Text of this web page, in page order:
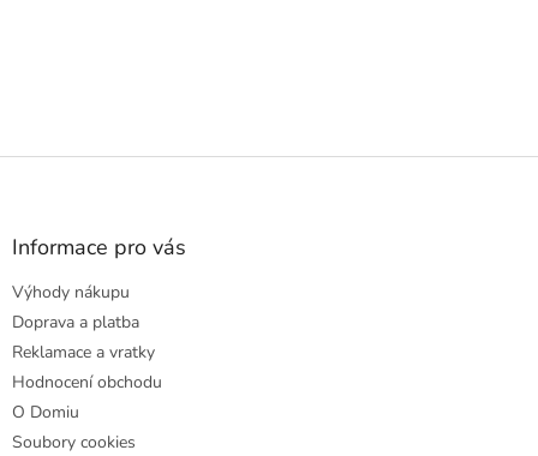
Z
Informace pro vás
Výhody nákupu
Doprava a platba
Reklamace a vratky
Hodnocení obchodu
O Domiu
Soubory cookies